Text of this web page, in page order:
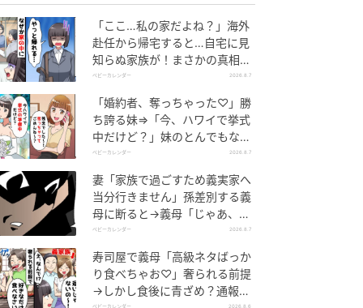
「ここ…私の家だよね？」海外
赴任から帰宅すると…自宅に見
知らぬ家族が！まさかの真相と
は！？
ベビーカレンダー 2026.8.7
「婚約者、奪っちゃった♡」勝
ち誇る妹⇒「今、ハワイで挙式
中だけど？」妹のとんでもない
勘違いとは
ベビーカレンダー 2026.8.7
妻「家族で過ごすため義実家へ
当分行きません」孫差別する義
母に断ると→義母「じゃあ、私
は…」妻絶句＜こどおじ義兄＞
ベビーカレンダー 2026.8.7
寿司屋で義母「高級ネタばっか
り食べちゃお♡」奢られる前提
→しかし食後に青ざめ？通報さ
ベビーカレンダー 2026.8.6